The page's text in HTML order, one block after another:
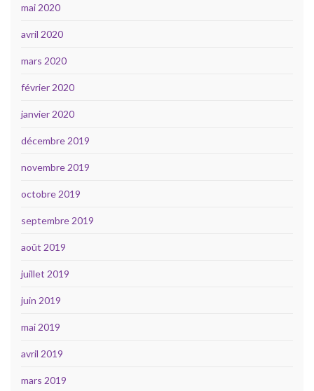
mai 2020
avril 2020
mars 2020
février 2020
janvier 2020
décembre 2019
novembre 2019
octobre 2019
septembre 2019
août 2019
juillet 2019
juin 2019
mai 2019
avril 2019
mars 2019